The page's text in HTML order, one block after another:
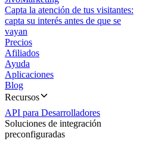
Capta la atención de tus visitantes:
capta su interés antes de que se
vayan
Precios
Afiliados
Ayuda
Aplicaciones
Blog
Recursos
API para Desarrolladores
Soluciones de integración
preconfiguradas